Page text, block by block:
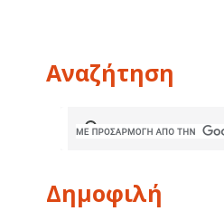
Αναζήτηση
Δημοφιλή